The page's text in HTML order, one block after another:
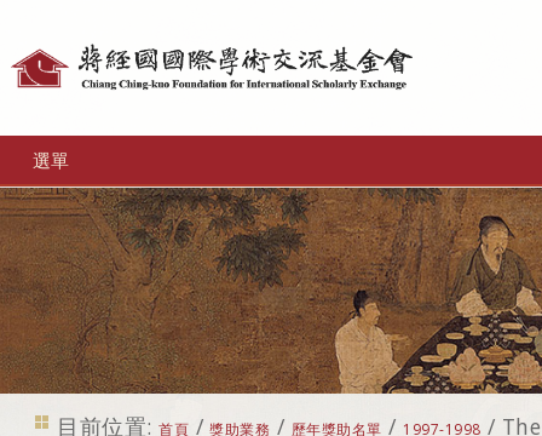
選單
目前位置: 首頁 /獎助業務 / 歷年獎助名單 / 1997-1998 /